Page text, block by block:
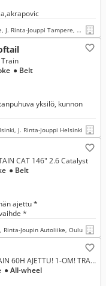
Tampere, J. Rinta-Jouppi Tampere, Lielahti
Train
● Belt
yksilö, kunnon
J. Rinta-Jouppi Helsinki
CAT 146" 2.6 Catalyst
● Belt
ajettu *
*
Rinta-Joupin Autoliike, Oulu
570 cm³, 570 LÖYTÖ! VAIN 60H AJETTU! 1-OM! TRAKTORI!
● All-wheel